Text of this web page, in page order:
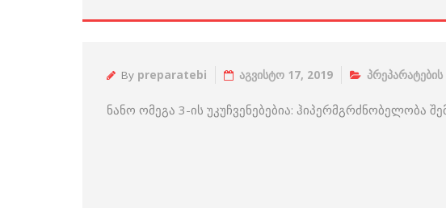
By preparatebi აგვისტო 17, 2019 პრეპარატების
ნანო ომეგა 3-ის უკუჩვენებებია: ჰიპერმგრძნობელობა